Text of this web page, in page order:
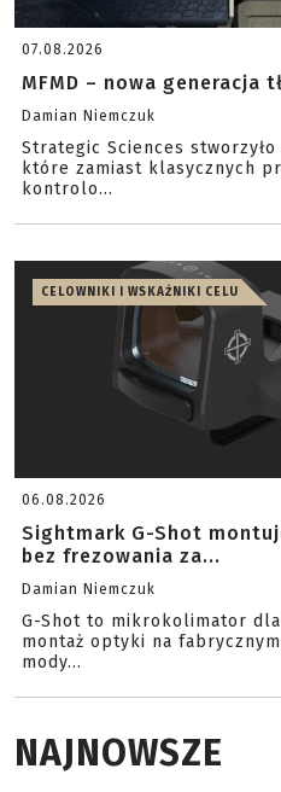
07.08.2026
MFMD – nowa generacja
Damian Niemczuk
Strategic Sciences
które zamiast klasycznych
kontrolo...
CELOWNIKI I WSKAŹNIKI CELU
06.08.2026
Sightmark G-Shot
bez frezowania za...
Damian Niemczuk
G-Shot to mikrokolimator
montaż optyki na
mody...
NAJNOWSZE